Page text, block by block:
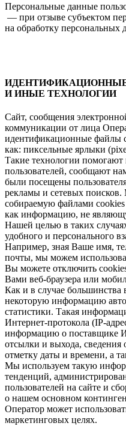
Персональные данные
— при отзыве субъектом
на обработку персональных
ИДЕНТИФИКАЦИОННЫЕ
И ИНЫЕ ТЕХНОЛОГИИ
Сайт, сообщения
коммуникации от лица
идентификационные файлы
как: пиксельные ярлыки
Такие технологии
пользователей, сообщают
были посещены
рекламы и сетевых
собираемую файлами
как информацию, не
Нашей целью в таких
удобного и персонального
Например, зная Ваше имя,
почты, мы можем
Вы можете отключить
Вами веб-браузера или
Как и в случае большинства
некоторую информацию
статистики. Такая
Интернет-протокола (IP-
информацию о поставщике
отсылки и выхода, сведения
отметку даты и времени, а
Мы используем такую
тенденций,
пользователей на сайте и
о нашем основном
Оператор может
маркетинговых целях.